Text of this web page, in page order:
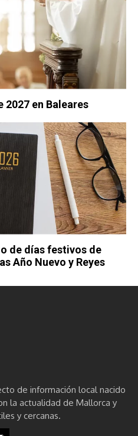
2027 en Baleares
de días festivos de
Año Nuevo y Reyes
de información local nacido
la actualidad de Mallorca y
y cercanas.